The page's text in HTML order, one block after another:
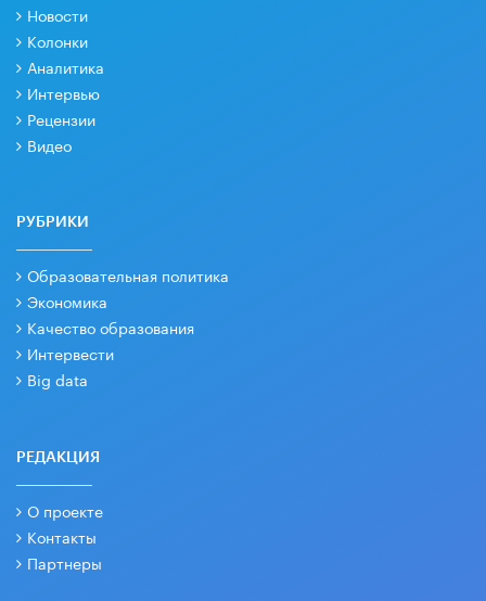
Новости
Колонки
Аналитика
Интервью
Рецензии
Видео
РУБРИКИ
Образовательная политика
Экономика
Качество образования
Интервести
Big data
РЕДАКЦИЯ
О проекте
Контакты
Партнеры